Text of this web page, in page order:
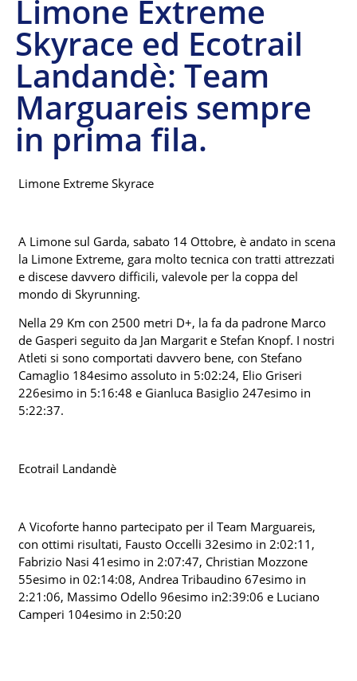
Limone Extreme
Skyrace ed Ecotrail
Landandè: Team
Marguareis sempre
in prima fila.
Limone Extreme Skyrace
A Limone sul Garda, sabato 14 Ottobre, è andato in scena
la Limone Extreme, gara molto tecnica con tratti attrezzati
e discese davvero difficili, valevole per la coppa del
mondo di Skyrunning.
Nella 29 Km con 2500 metri D+, la fa da padrone Marco
de Gasperi seguito da Jan Margarit e Stefan Knopf. I nostri
Atleti si sono comportati davvero bene, con Stefano
Camaglio 184esimo assoluto in 5:02:24, Elio Griseri
226esimo in 5:16:48 e Gianluca Basiglio 247esimo in
5:22:37.
Ecotrail Landandè
A Vicoforte hanno partecipato per il Team Marguareis,
con ottimi risultati, Fausto Occelli 32esimo in 2:02:11,
Fabrizio Nasi 41esimo in 2:07:47, Christian Mozzone
55esimo in 02:14:08, Andrea Tribaudino 67esimo in
2:21:06, Massimo Odello 96esimo in2:39:06 e Luciano
Camperi 104esimo in 2:50:20